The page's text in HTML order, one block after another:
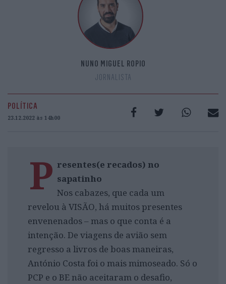
NUNO MIGUEL ROPIO
JORNALISTA
POLÍTICA
23.12.2022 às 14h00
P resentes(e recados) no
sapatinho
Nos cabazes, que cada um
revelou à VISÃO, há muitos presentes
envenenados – mas o que conta é a
intenção. De viagens de avião sem
regresso a livros de boas maneiras,
António Costa foi o mais mimoseado. Só o
PCP e o BE não aceitaram o desafio,